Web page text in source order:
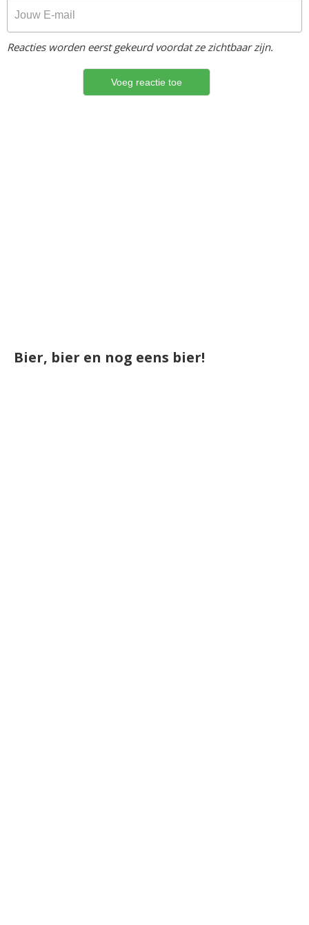
Reacties worden eerst gekeurd voordat ze zichtbaar zijn.
Bier, bier en nog eens bier!